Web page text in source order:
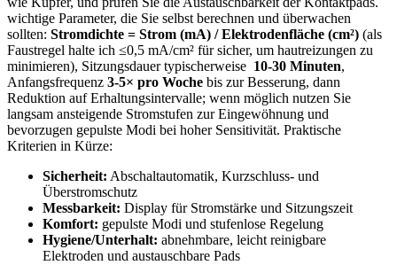
⁤wichtige ⁣Parameter, die Sie selbst berechnen und ‌überwachen
sollten: Stromdichte = Strom (mA) / Elektrodenfläche (cm²) (als
Faustregel halte ich ≤0,5 mA/cm² für sicher, um hautreizungen zu
minimieren), Sitzungsdauer typischerweise ⁣ 10-30 Minuten,
Anfangsfrequenz 3-5× pro Woche bis zur Besserung, dann
Reduktion auf Erhaltungsintervalle; wenn möglich nutzen Sie
langsam ansteigende Stromstufen zur Eingewöhnung und
bevorzugen gepulste Modi ⁤bei hoher Sensitivität. Praktische
Kriterien⁣ in Kürze:
Sicherheit: Abschaltautomatik,⁢ Kurzschluss‑ und
Überstromschutz
Messbarkeit: Display für Stromstärke und Sitzungszeit
Komfort: gepulste Modi und ⁢stufenlose Regelung
Hygiene/Unterhalt: abnehmbare,⁤ leicht reinigbare⁣
Elektroden und austauschbare Pads